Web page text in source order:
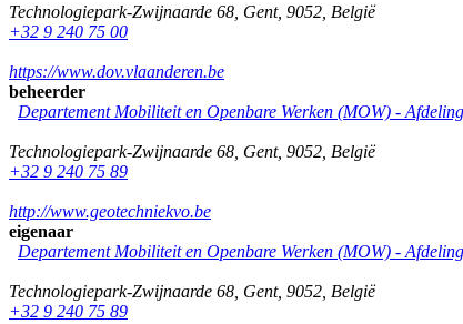
Technologiepark-Zwijnaarde 68 Gent, 9052 België
+32 9 240 75 00
https://www.dov.vlaanderen.be
beheerder
Departement Mobiliteit en Openbare Werken (MOW) -
Technologiepark-Zwijnaarde 68 Gent, 9052 België
+32 9 240 75 89
http://www.geotechniekvo.be
eigenaar
Departement Mobiliteit en Openbare Werken (MOW) -
Technologiepark-Zwijnaarde 68 Gent, 9052 België
+32 9 240 75 89